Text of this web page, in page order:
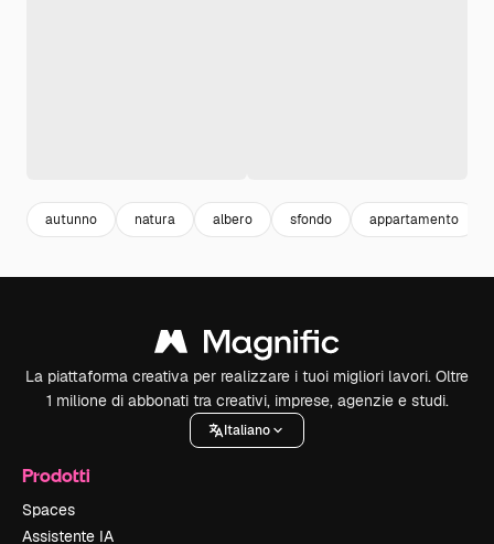
autunno natura albero sfondo appartamento
La piattaforma creativa per realizzare i tuoi migliori lavori. Oltre
1 milione di abbonati tra creativi, imprese, agenzie e studi.
Italiano
Prodotti
Spaces
Assistente IA